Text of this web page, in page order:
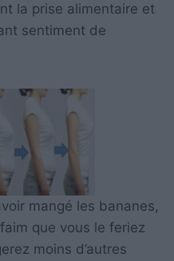
la prise alimentaire et
sentiment de
mangé les bananes,
que vous le feriez
moins d’autres